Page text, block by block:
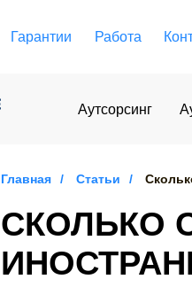
Гарантии Работа
Аутсорсинг
Главная / Статьи /
СКОЛЬКО